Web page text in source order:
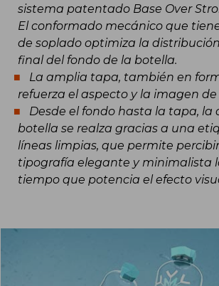
sistema patentado Base Over
El conformado mecánico que
de soplado optimiza la
final del fondo de la botella.
La amplia tapa, también en
refuerza el aspecto y la imagen
Desde el fondo hasta la tapa,
botella se realza gracias a una
líneas limpias, que permite
tipografía elegante y minimalista
tiempo que potencia el efecto